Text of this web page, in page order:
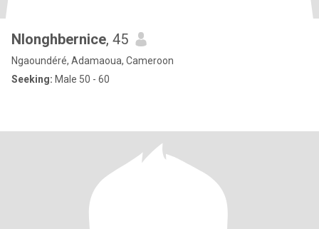
Nlonghbernice, 45
Ngaoundéré, Adamaoua, Cameroon
Seeking: Male 50 - 60